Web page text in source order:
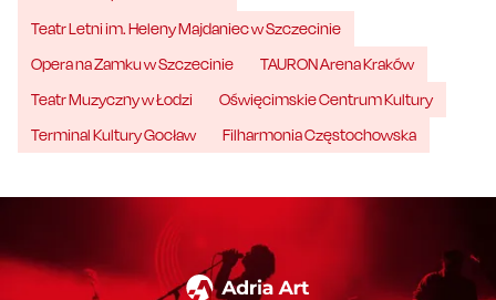
Teatr Letni im. Heleny Majdaniec w Szczecinie
Opera na Zamku w Szczecinie
TAURON Arena Kraków
Teatr Muzyczny w Łodzi
Oświęcimskie Centrum Kultury
Terminal Kultury Gocław
Filharmonia Częstochowska